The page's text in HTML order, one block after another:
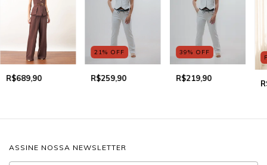
R$689,90
21% OFF
R$259,90
39% OFF
R$219,90
ASSINE NOSSA NEWSLETTER